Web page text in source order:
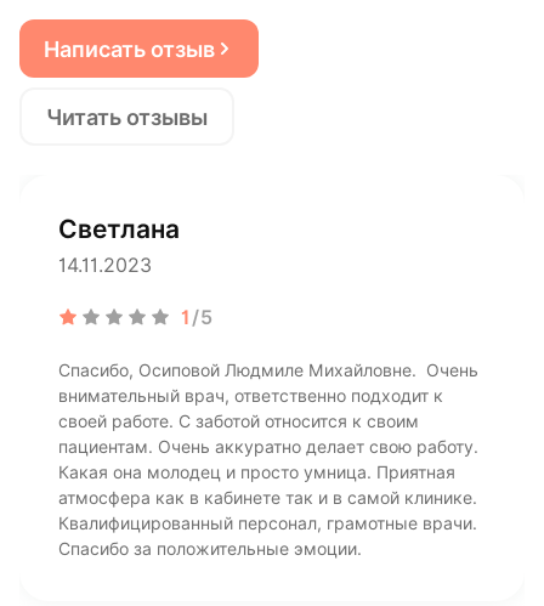
Написать отзыв
Читать отзывы
Светлана
14.11.2023
1 /5
Спасибо, Осиповой Людмиле Михайловне. Очень
внимательный врач, ответственно подходит к
своей работе. С заботой относится к своим
пациентам. Очень аккуратно делает свою работу.
Какая она молодец и просто умница. Приятная
атмосфера как в кабинете так и в самой клинике.
Квалифицированный персонал, грамотные врачи.
Спасибо за положительные эмоции.